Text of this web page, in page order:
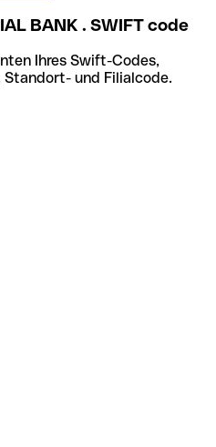
BANK . SWIFT code
Ihres Swift-Codes,
und Filialcode.